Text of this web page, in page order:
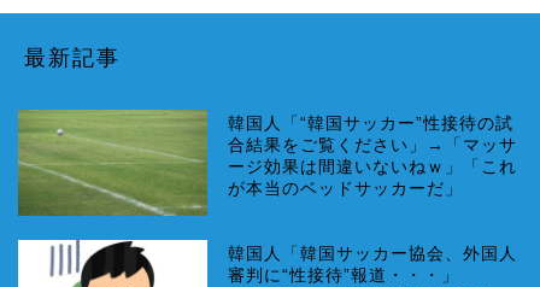
最新記事
韓国人「“韓国サッカー”性接待の試
合結果をご覧ください」→「マッサ
ージ効果は間違いないねｗ」「これ
が本当のベッドサッカーだ」
韓国人「韓国サッカー協会、外国人
審判に“性接待”報道・・・」